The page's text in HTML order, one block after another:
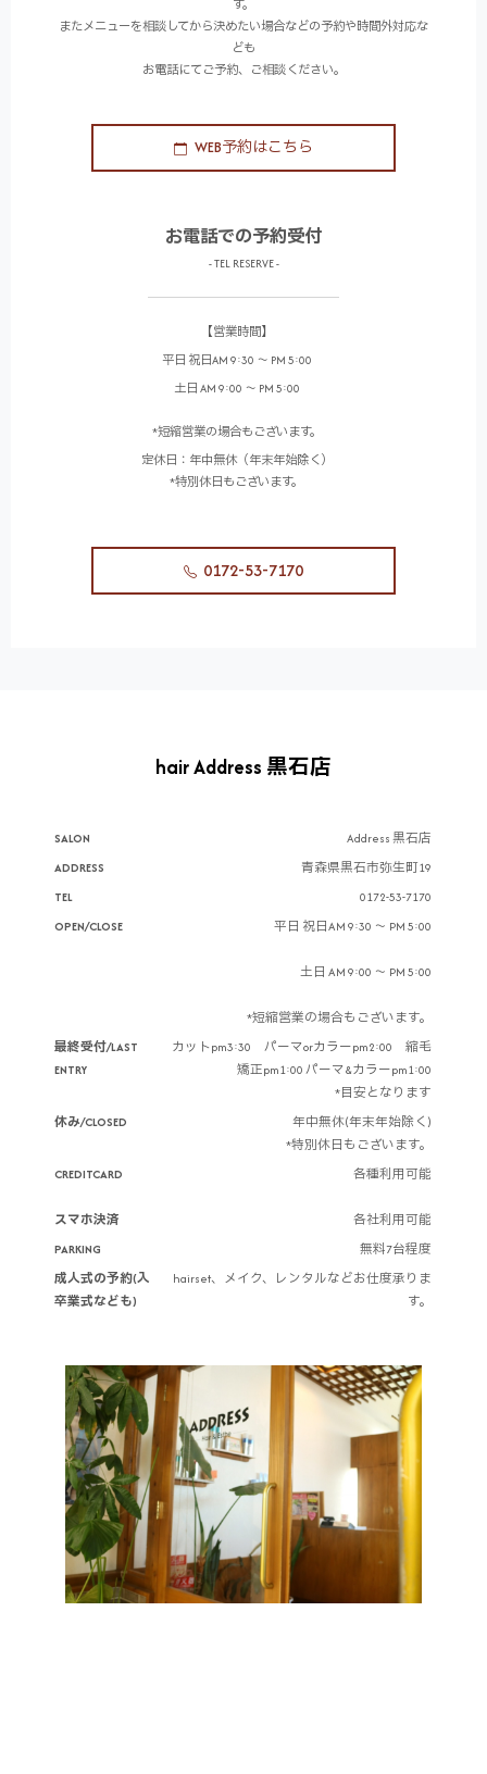
す。
またメニューを相談してから決めたい場合などの予約や時間外対応な
ども
お電話にてご予約、ご相談ください。
WEB予約はこちら
お電話での予約受付
- TEL RESERVE -
【営業時間】
平日 祝日AM 9:30 ～ PM 5:00
土日 AM 9:00 ～ PM 5:00
*短縮営業の場合もございます。
定休日：年中無休（年末年始除く）
*特別休日もございます。
0172-53-7170
hair Address 黒石店
SALON
Address 黒石店
ADDRESS
青森県黒石市弥生町19
TEL
0172-53-7170
OPEN/CLOSE
平日 祝日AM 9:30 ～ PM 5:00
土日 AM 9:00 ～ PM 5:00
*短縮営業の場合もございます。
最終受付/LAST
ENTRY
カットpm3:30 パーマorカラーpm2:00 縮毛
矯正pm1:00 パーマ&カラーpm1:00
*目安となります
休み/CLOSED
年中無休(年末年始除く)
*特別休日もございます。
CREDITCARD
スマホ決済
各種利用可能
各社利用可能
PARKING
無料7台程度
成人式の予約(入
卒業式なども)
hairset、メイク、レンタルなどお仕度承りま
す。